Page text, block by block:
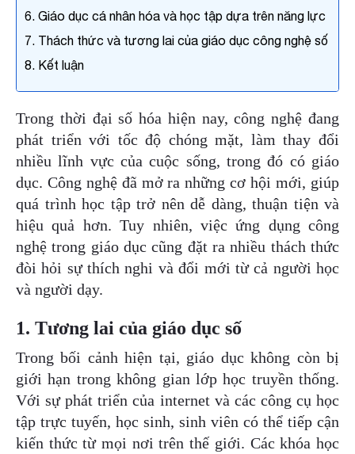
6. Giáo dục cá nhân hóa và học tập dựa trên năng lực
7. Thách thức và tương lai của giáo dục công nghệ số
8. Kết luận
Trong thời đại số hóa hiện nay, công nghệ đang
phát triển với tốc độ chóng mặt, làm thay đổi
nhiều lĩnh vực của cuộc sống, trong đó có giáo
dục. Công nghệ đã mở ra những cơ hội mới, giúp
quá trình học tập trở nên dễ dàng, thuận tiện và
hiệu quả hơn. Tuy nhiên, việc ứng dụng công
nghệ trong giáo dục cũng đặt ra nhiều thách thức
đòi hỏi sự thích nghi và đổi mới từ cả người học
và người dạy.
1. Tương lai của giáo dục số
Trong bối cảnh hiện tại, giáo dục không còn bị
giới hạn trong không gian lớp học truyền thống.
Với sự phát triển của internet và các công cụ học
tập trực tuyến, học sinh, sinh viên có thể tiếp cận
kiến thức từ mọi nơi trên thế giới. Các khóa học
Họ và tên
Số điện thoại
Email công việc
Tên công ty
Chi tiết nhu cầu
Gửi yêu cầu
x